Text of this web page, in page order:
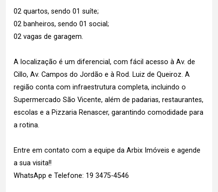
02 quartos, sendo 01 suíte;
02 banheiros, sendo 01 social;
02 vagas de garagem.
A localização é um diferencial, com fácil acesso à Av. de
Cillo, Av. Campos do Jordão e à Rod. Luiz de Queiroz. A
região conta com infraestrutura completa, incluindo o
Supermercado São Vicente, além de padarias, restaurantes,
escolas e a Pizzaria Renascer, garantindo comodidade para
a rotina.
Entre em contato com a equipe da Arbix Imóveis e agende
a sua visita!!
WhatsApp e Telefone: 19 3475-4546